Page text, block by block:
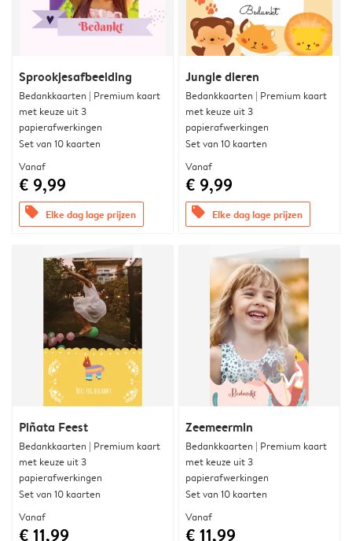
Sprookjesafbeelding
Bedankkaarten | Premium kaart
met keuze uit 3
papierafwerkingen
Set van 10 kaarten
Vanaf
€ 9,99
offers Elke dag lage prijzen
Jungle dieren
Bedankkaarten | Premium kaart
met keuze uit 3
papierafwerkingen
Set van 10 kaarten
Vanaf
€ 9,99
offers Elke dag lage prijzen
Piñata Feest
Bedankkaarten | Premium kaart
met keuze uit 3
papierafwerkingen
Set van 10 kaarten
Vanaf
€ 11,99
Zeemeermin
Bedankkaarten | Premium kaart
met keuze uit 3
papierafwerkingen
Set van 10 kaarten
Vanaf
€ 11,99